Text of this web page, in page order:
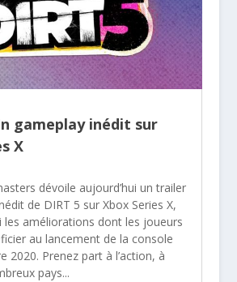
gameplay inédit sur
X
dévoile aujourd’hui un trailer
de DIRT 5 sur Xbox Series X,
améliorations dont les joueurs
au lancement de la console
2020. Prenez part à l’action, à
pays...